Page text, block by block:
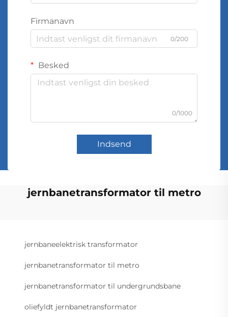
Firmanavn
0/200
Besked
0/1000
Indsend
jernbanetransformator til metro
jernbaneelektrisk transformator
jernbanetransformator til metro
jernbanetransformator til undergrundsbane
oliefyldt jernbanetransformator